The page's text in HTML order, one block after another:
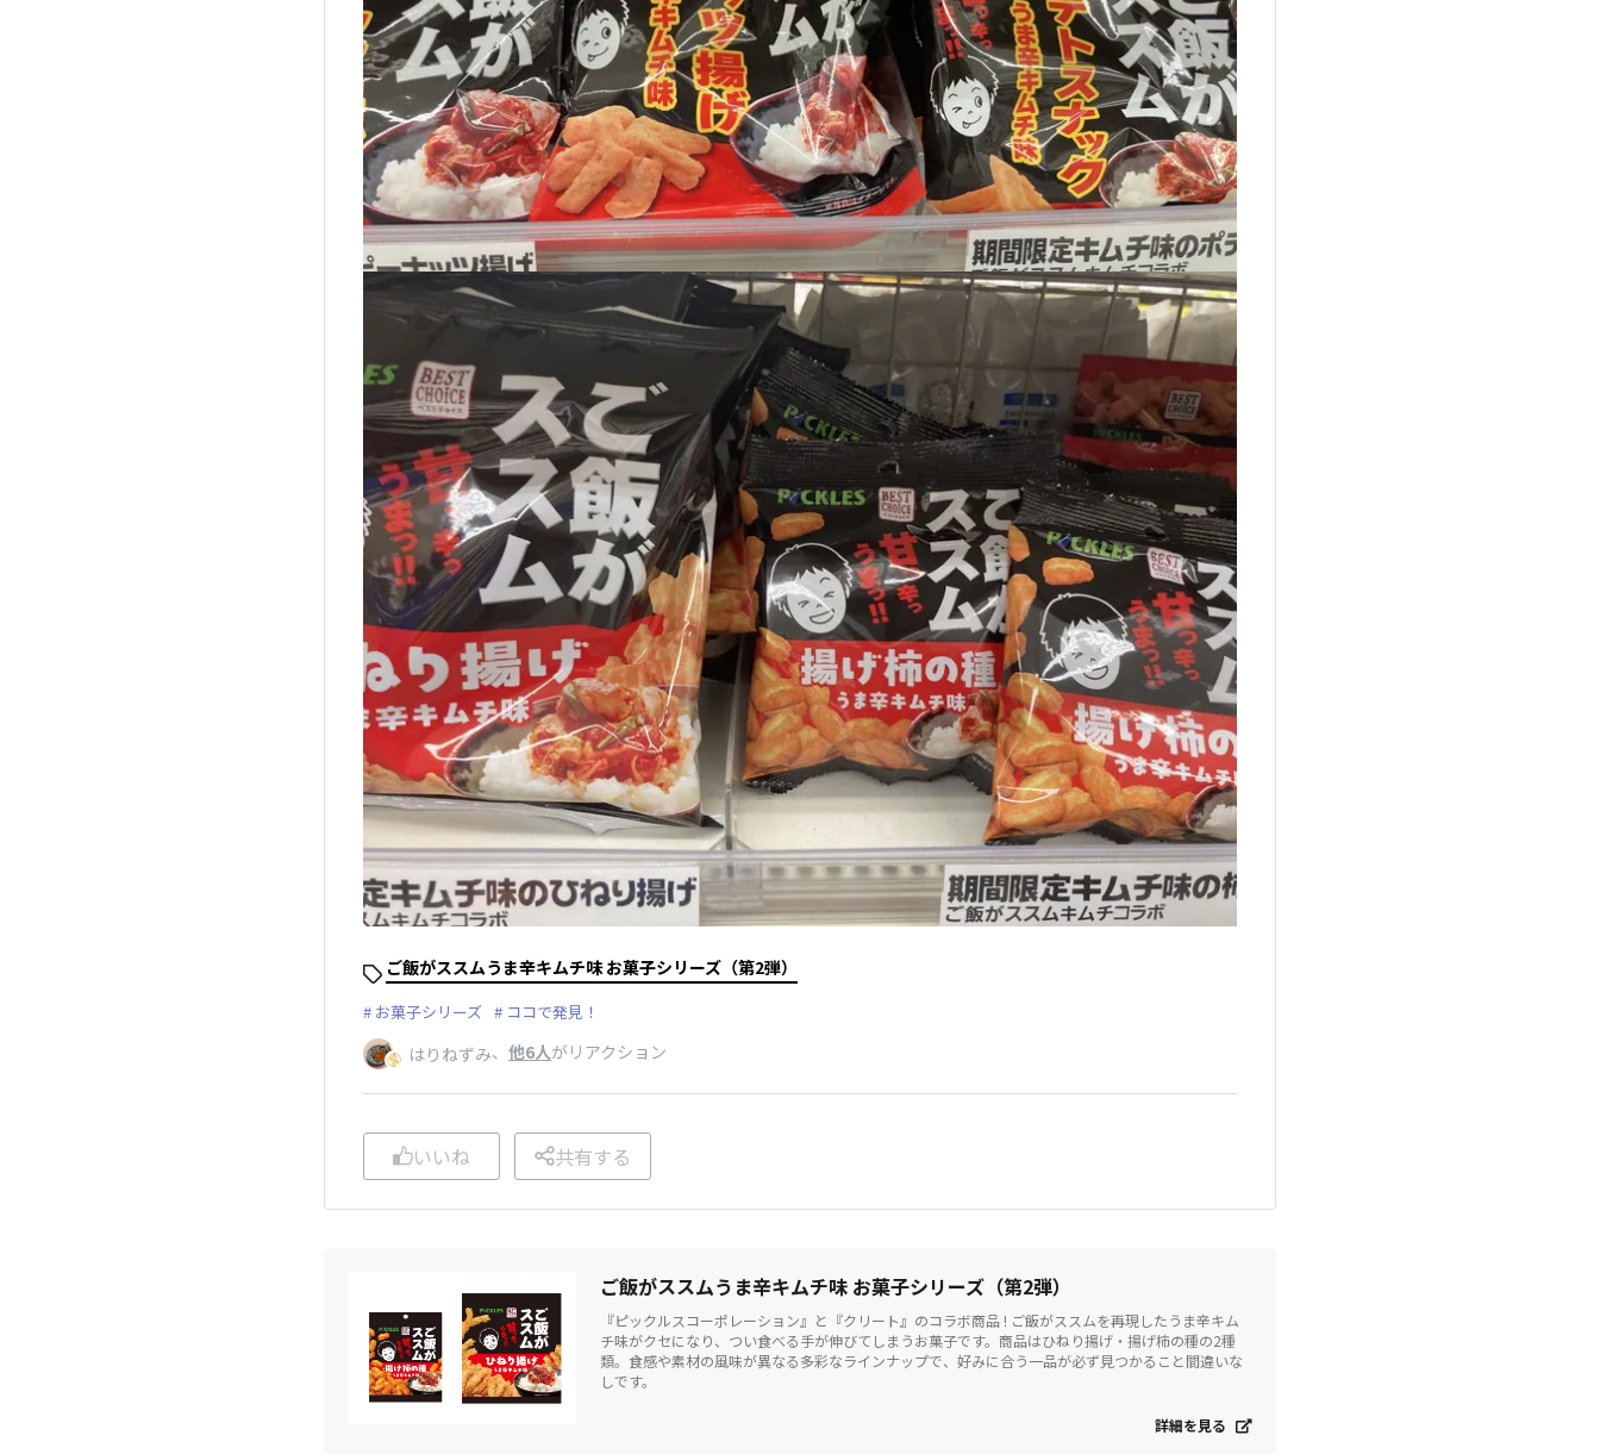
ご飯がススムうま辛キムチ味 お菓子シリーズ（第2弾）
お菓子シリーズ ココで発見！
はりねずみ、 他6人がリアクション
いいね 共有する
ご飯がススムうま辛キムチ味 お菓子シリーズ（第2弾）
『ピックルスコーポレーション』と『クリート』のコラボ商品 ! ご飯がススムを再現したうま辛キム
チ味がクセになり、つい食べる手が伸びてしまうお菓子です。商品はひねり揚げ・揚げ柿の種の2種
類。食感や素材の風味が異なる多彩なラインナップで、好みに合う一品が必ず見つかること間違いな
しです。
詳細を見る